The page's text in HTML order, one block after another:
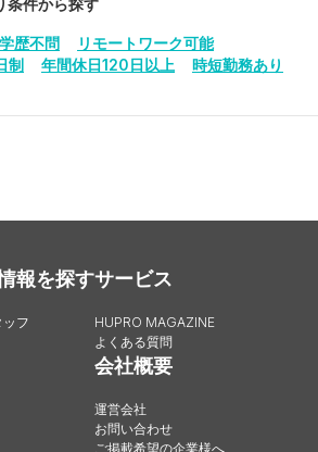
条件から探す
学歴不問
リモートワーク可能
制 年間休日120日以上
時短勤務あり
報を探す
フ
サービス
HUPRO MAGAZINE
よくある質問
会社概要
運営会社
お問い合わせ
ご掲載希望の企業様へ